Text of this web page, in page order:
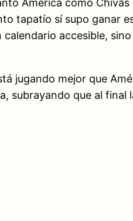
América como
tapatío sí supo ganar
accesible,
jugando mejor que
subrayando que al final